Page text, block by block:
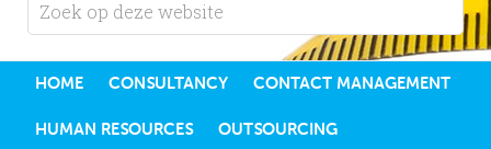
HOME CONSULTANCY CONTACT MANAGEMENT
HUMAN RESOURCES OUTSOURCING